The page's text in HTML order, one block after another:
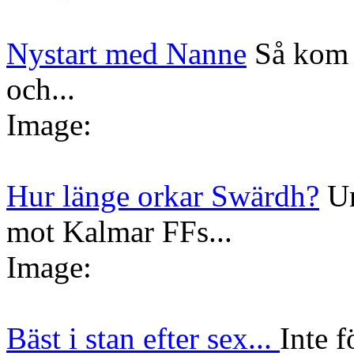
Nystart med Nanne Så
och...
Image:
Hur länge orkar Swärdh?
mot Kalmar FFs...
Image:
Bäst i stan efter sex... Inte